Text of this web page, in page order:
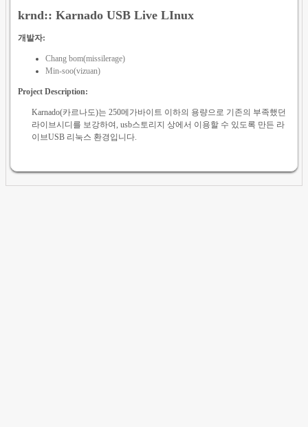
krnd:: Karnado USB Live LInux
개발자:
Chang bom(missilerage)
Min-soo(vizuan)
Project Description:
Karnado(카르나도)는 250메가바이트 이하의 용량으로 기존의 부족했던
라이브시디를 보강하여, usb스토리지 상에서 이용할 수 있도록 만든 라
이브USB 리눅스 환경입니다.